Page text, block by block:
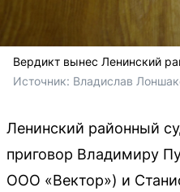
Вердикт вынес Ленинский
Источник: Владислав
Ленинский районный
приговор Владимиру
ООО «Вектор») и